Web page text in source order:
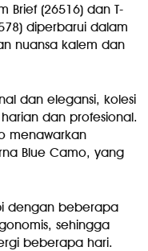
Brief (26516) dan T-
diperbarui dalam
nuansa kalem dan
dan elegansi, kolesi
dan profesional.
menawarkan
Blue Camo, yang
dengan beberapa
sehingga
beberapa hari.